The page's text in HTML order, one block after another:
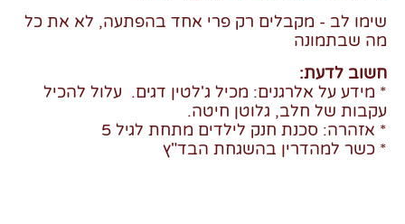
שימו לב - מקבלים רק פרי אחד בהפתעה, לא את כל
מה שבתמונה
חשוב לדעת:
* מידע על אלרגנים: מכיל ג'לטין דגים. עלול להכיל
עקבות של חלב, גלוטן חיטה.
* אזהרה: סכנת חנק לילדים מתחת לגיל 5
* כשר למהדרין בהשגחת הבד"ץ